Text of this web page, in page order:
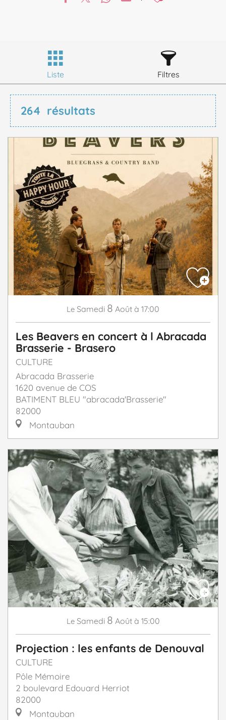
Liste Filtres
264 résultats
Le Samedi 8 Août à 17:00
Les Beavers en concert à l Abracada
Brasserie - Brasero
CULTURE
Abracada Brasserie
1620 avenue de COS
BATIMENT BLEU "abracada'Brasserie"
82000
Montauban
Le Samedi 8 Août à 15:00
Projection : les enfants de Denouval
CULTURE
Pôle Mémoire
2 boulevard Edouard Herriot
82000
Montauban